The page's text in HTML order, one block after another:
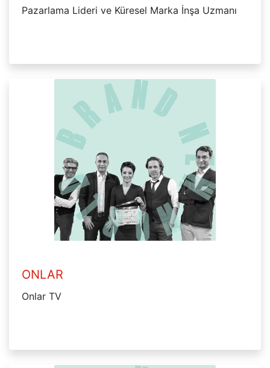
Pazarlama Lideri ve Küresel Marka İnşa Uzmanı
ONLAR
Onlar TV